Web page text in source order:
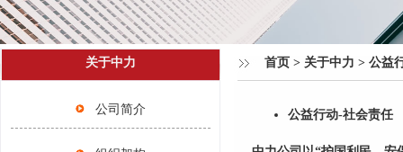
关于中力
公司简介
首页 > 关于中力 > 公益
公益行动-社会责任